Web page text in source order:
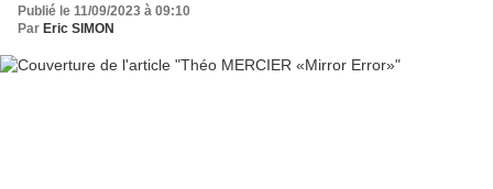
Publié le 11/09/2023 à 09:10
Par Eric SIMON